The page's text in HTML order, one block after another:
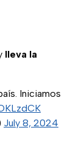
lleva la
Iniciamos
July 8, 2024